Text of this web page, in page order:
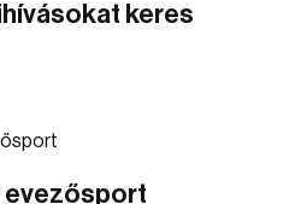
keres
evezősport